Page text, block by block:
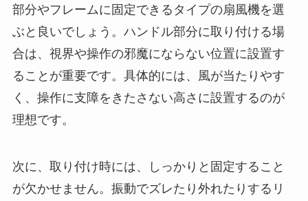
部分やフレームに固定できるタイプの扇風機を選
ぶと良いでしょう。ハンドル部分に取り付ける場
合は、視界や操作の邪魔にならない位置に設置す
ることが重要です。具体的には、風が当たりやす
く、操作に支障をきたさない高さに設置するのが
理想です。
次に、取り付け時には、しっかりと固定すること
が欠かせません。振動でズレたり外れたりするリ